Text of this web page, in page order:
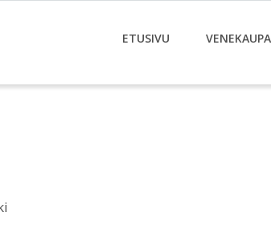
ETUSIVU